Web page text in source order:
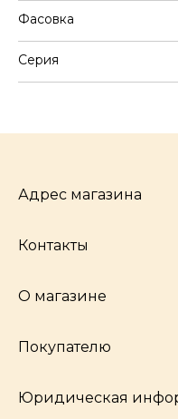
Фасовка
Серия
Адрес магазина
Челябинск,
Контакты
О магазине
Наши истории
Покупателю
Условия доставки
Юридическая